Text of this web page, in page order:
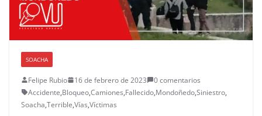
SOACHA
Felipe Rubio 16 de febrero de 2023
0 comentarios
Accidente,Bloqueo,Camiones,Fallecido,Mondoñedo,Siniestro,
Soacha,Terrible,Vías,Víctimas